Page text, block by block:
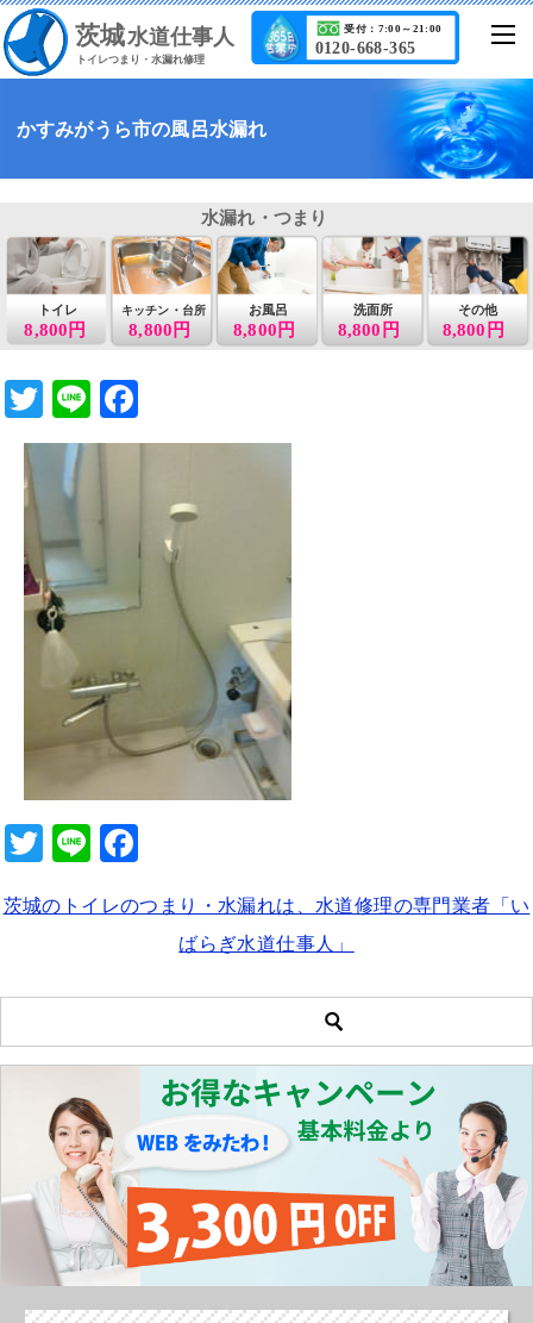
茨城水道仕事人
トイレつまり・水漏れ修理
0120-668-365
受付：7:00～21:00
かすみがうら市の風呂水漏れ
8,800円
トイレ
8,800円
キッチン・台所 お風呂
8,800円
洗面所
8,800円
その他
8,800円
水漏れ・つまり
T
wi
tt
er
Li
n a
b
o
T
tt
Li
e c
b
o
茨城のトイレのつまり・水漏れは、水道修理の専門業者「い
ばらぎ水道仕事人」